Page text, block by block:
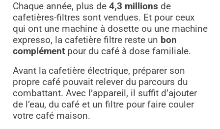
Chaque année, plus de 4,3 millions de
cafetières-filtres sont vendues. Et pour ceux
qui ont une machine à dosette ou une machine
expresso, la cafetière filtre reste un bon
complémentpour du café à dose familiale.
Avant la cafetière électrique, préparer son
propre café pouvait relever du parcours du
combattant. Avec l’appareil, il suffit d’ajouter
de l’eau, du café et un filtre pour faire couler
votre café maison.